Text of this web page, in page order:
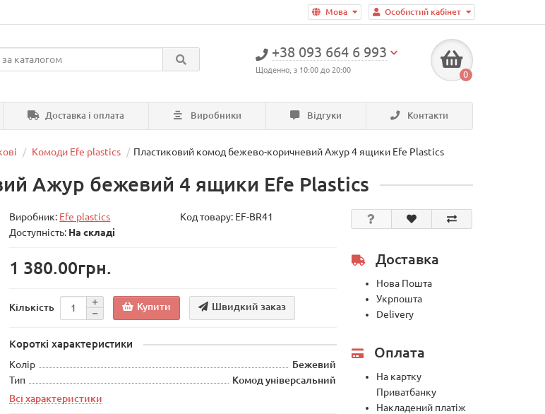
Особистий кабінет
Мова
+38 093 664 6 993
Щоденно, з 10:00 до 20:00 0
Доставка і оплата Виробники Відгуки Контакти
Комоди Efe plastics Пластиковий комод бежево-коричневий Ажур 4 ящики Efe Plastics
Ажур бежевий 4 ящики Efe Plastics
Виробник: Efe plastics Код товару: EF-BR41
Доступність: На складі
1 380.00грн.
Кількість Купити Швидкий заказ
Короткі характеристики
Колір
Бежевий
Тип
Комод універсальний
Всі характеристики
Доставка
Нова Пошта
Укрпошта
Delivery
Оплата
На картку
Приватбанку
Накладений платіж